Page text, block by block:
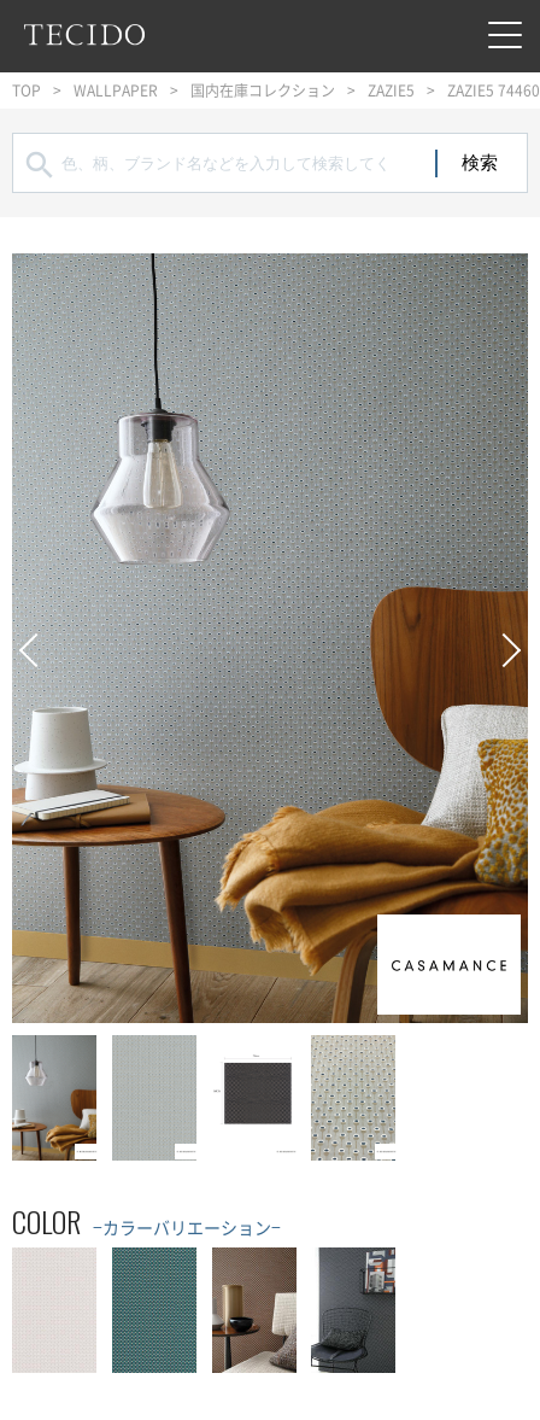
フッターへジャンプ
TOP WALLPAPER 国内在庫コレクション ZAZIE5 ZAZIE5

COLOR −カラーバリエーション−